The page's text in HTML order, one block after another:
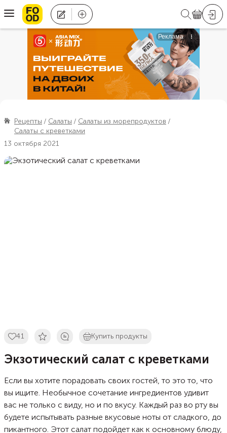
Рецепты Салаты
Салаты из морепродуктов
Салаты с креветками
13 октября 2021
41 Купить продукты
Экзотический салат с креветками
Если вы хотите порадовать своих гостей, то это то, что
вы ищите. Необычное сочетание ингредиентов удивит
вас не только с виду, но и по вкусу. Каждый раз во рту вы
будете испытывать разные вкусовые ноты от сладкого, до
пикантного. Этот салат подойдет как к основному блюду,